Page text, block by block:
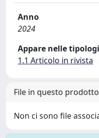
Anno
2024
Appare nelle
1.1 Articolo in rivista
File in questo
Non ci sono file